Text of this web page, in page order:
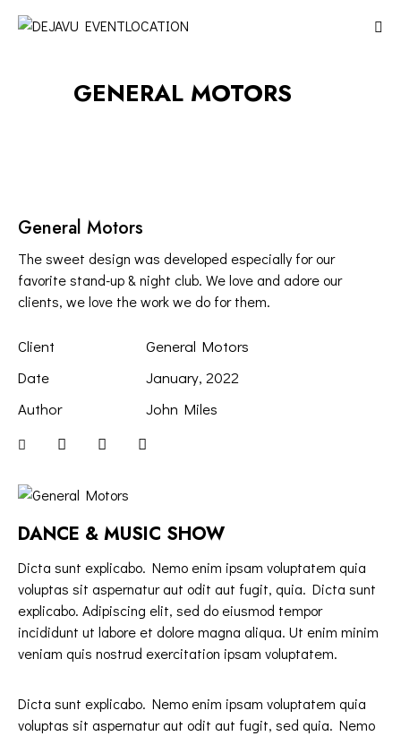
GENERAL MOTORS
DANCE & MUSIC SHOW
Dicta sunt explicabo. Nemo enim ipsam voluptatem quia
voluptas sit aspernatur aut odit aut fugit, quia. Dicta sunt
explicabo. Adipiscing elit, sed do eiusmod tempor
incididunt ut labore et dolore magna aliqua. Ut enim minim
veniam quis nostrud exercitation ipsam voluptatem.
Dicta sunt explicabo. Nemo enim ipsam voluptatem quia
voluptas sit aspernatur aut odit aut fugit, sed quia. Nemo
General Motors
The sweet design was developed especially for our
favorite stand-up & night club. We love and adore our
clients, we love the work we do for them.
Client
General Motors
Date
January, 2022
Author
John Miles